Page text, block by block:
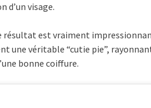
d’un visage.
résultat est vraiment
une véritable “cutie pie”,
bonne coiffure.